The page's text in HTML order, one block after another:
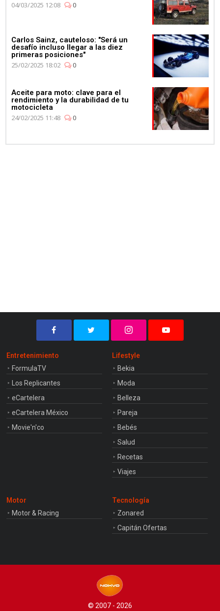
04/03/2025 12:08
0
Carlos Sainz, cauteloso: "Será un
desafío incluso llegar a las diez
primeras posiciones"
25/02/2025 18:02
0
Aceite para moto: clave para el
rendimiento y la durabilidad de tu
motocicleta
24/02/2025 11:48
0
Entretenimiento
FormulaTV
Los Replicantes
eCartelera
eCartelera México
Movie'n'co
Lifestyle
Bekia
Moda
Belleza
Pareja
Bebés
Salud
Recetas
Viajes
Motor
Motor & Racing
Tecnología
Zonared
Capitán Ofertas
© 2007 - 2026